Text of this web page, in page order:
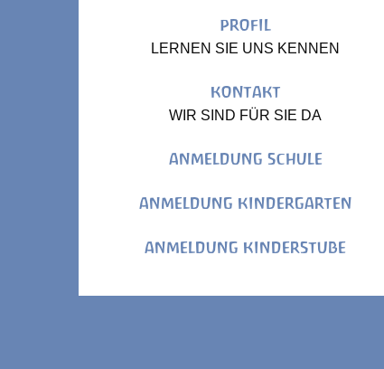
PROFIL
LERNEN SIE UNS KENNEN
KONTAKT
WIR SIND FÜR SIE DA
ANMELDUNG SCHULE
ANMELDUNG KINDERGARTEN
ANMELDUNG KINDERSTUBE